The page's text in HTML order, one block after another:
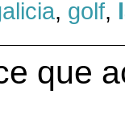
, golf,
que